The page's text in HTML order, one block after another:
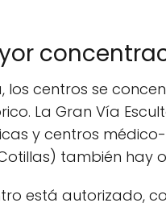
los centros se
La Gran Vía
y centros
también hay
está autorizado,